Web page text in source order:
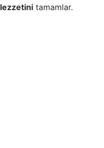
lezzetini tamamlar.